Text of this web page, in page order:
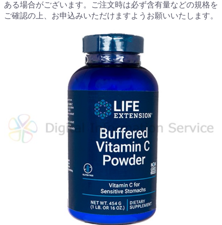
ある場合がございます。ご注文時は必ず含有量などの規格を
ご確認の上、お申込みいただけますようお願いいたします。